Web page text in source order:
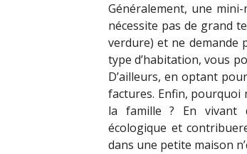
Généralement, une
nécessite pas de grand
verdure) et ne demande
type d’habitation, vous
D’ailleurs, en optant
factures. Enfin, pourquoi
la famille ? En vivant
écologique et
dans une petite maison